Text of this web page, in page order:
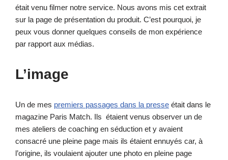
était venu filmer notre service. Nous avons mis cet extrait
sur la page de présentation du produit. C’est pourquoi, je
peux vous donner quelques conseils de mon expérience
par rapport aux médias.
L’image
Un de mes premiers passages dans la presse était dans le
magazine Paris Match. Ils étaient venus observer un de
mes ateliers de coaching en séduction et y avaient
consacré une pleine page mais ils étaient ennuyés car, à
l’origine, ils voulaient ajouter une photo en pleine page